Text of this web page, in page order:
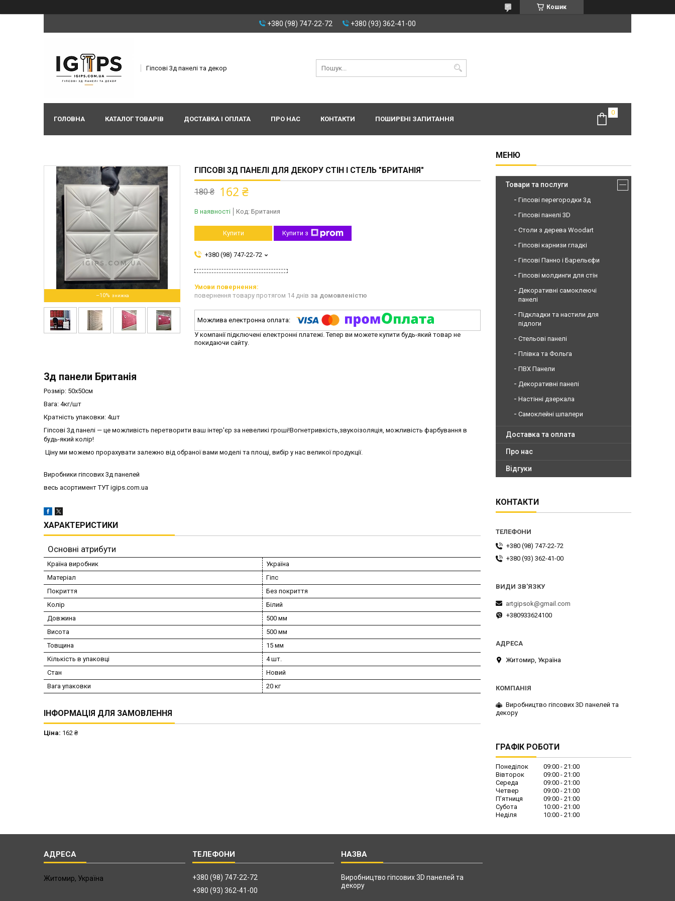
Кошик
+380 (98) 747-22-72 +380 (93) 362-41-00
Гіпсові 3д панелі та декор
ГОЛОВНА КАТАЛОГ ТОВАРІВ ДОСТАВКА І ОПЛАТА ПРО НАС КОНТАКТИ ПОШИРЕНІ ЗАПИТАННЯ
–10%
ГІПСОВІ 3Д ПАНЕЛІ ДЛЯ ДЕКОРУ СТІН І СТЕЛЬ "БРИТАНІЯ"
180 ₴ 162 ₴
В наявності Код: Британия
Купити Купити з
+380 (98) 747-22-72
повернення товару протягом 14 днів за домовленістю
У компанії підключені електронні платежі. Тепер ви можете купити будь-який товар не
покидаючи сайту.
3д панели Британія
Розмір: 50х50см
Вага: 4кг/шт
Кратність упаковки: 4шт
Гіпсові 3д панелі — це можливість перетворити ваш інтер'єр за невеликі гроші!Вогнетривкість,звукоізоляція, можливість фарбування в
будь-який колір!
Ціну ми можемо прорахувати залежно від обраної вами моделі та площі, вибір у нас великої продукції.
Виробники гіпсових 3д панелей
весь асортимент ТУТ igips.com.ua
ХАРАКТЕРИСТИКИ
Основні атрибути
Країна виробник
Україна
Матеріал
Гіпс
Покриття
Без покриття
Колір
Білий
Довжина
500 мм
Висота
500 мм
Товщина
15 мм
Кількість в упаковці
4 шт.
Стан
Новий
Вага упаковки
20 кг
ІНФОРМАЦІЯ ДЛЯ ЗАМОВЛЕННЯ
Ціна: 162 ₴
Товари та послуги
Гіпсові перегородки 3д
Гіпсові панелі 3D
Столи з дерева Woodart
Гіпсові карнизи гладкі
Гіпсові Панно і Барельєфи
Гіпсові молдинги для стін
Декоративні самоклеючі
панелі
Підкладки та настили для
підлоги
Стельові панелі
Плівка та Фольга
ПВХ Панели
Декоративні панелі
Настінні дзеркала
Самоклейні шпалери
Доставка та оплата
Про нас
Відгуки
КОНТАКТИ
+380 (98) 747-22-72
+380 (93) 362-41-00
artgipsok@gmail.com
+380933624100
Житомир, Україна
Виробництво гіпсових 3D панелей та
декору
ГРАФІК РОБОТИ
Понеділок 09:00
21:00
Вівторок
09:00
21:00
Середа
09:00
21:00
Четвер
09:00
21:00
Пʼятниця
09:00
21:00
Субота
10:00
21:00
Неділя
10:00 21:00
Житомир, Україна
+380 (98) 747-22-72
+380 (93) 362-41-00
Виробництво гіпсових 3D панелей та
декору